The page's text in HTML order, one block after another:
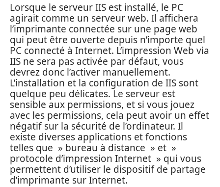
Lorsque le serveur IIS est installé, le PC
agirait comme un serveur web. Il affichera
l’imprimante connectée sur une page web
qui peut être ouverte depuis n’importe quel
PC connecté à Internet. L’impression Web via
IIS ne sera pas activée par défaut, vous
devrez donc l’activer manuellement.
L’installation et la configuration de IIS sont
quelque peu délicates. Le serveur est
sensible aux permissions, et si vous jouez
avec les permissions, cela peut avoir un effet
négatif sur la sécurité de l’ordinateur. Il
existe diverses applications et fonctions
telles que » bureau à distance » et »
protocole d’impression Internet » qui vous
permettent d’utiliser le dispositif de partage
d’imprimante sur Internet.